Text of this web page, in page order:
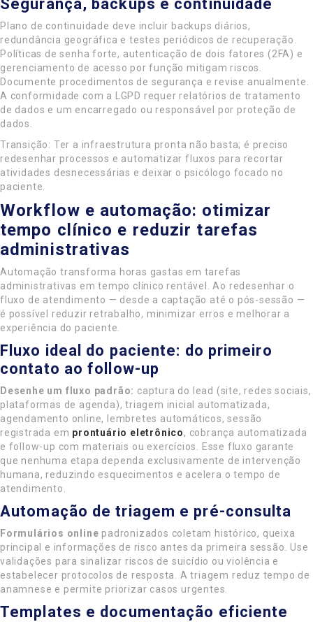
Segurança, backups e continuidade
Plano de continuidade deve incluir backups diários,
redundância geográfica e testes periódicos de recuperação.
Políticas de senha forte, autenticação de dois fatores (2FA) e
gerenciamento de acesso por função mitigam riscos.
Documente procedimentos de segurança e revise anualmente.
A conformidade com a LGPD requer relatórios de tratamento
de dados e um encarregado ou responsável por proteção de
dados.
Transição: Ter a infraestrutura pronta não basta; é preciso
redesenhar processos e automatizar fluxos para recortar
atividades desnecessárias e deixar o psicólogo focado no
paciente.
Workflow e automação: otimizar
tempo clínico e reduzir tarefas
administrativas
Automação transforma horas gastas em tarefas
administrativas em tempo clínico rentável. Ao redesenhar o
fluxo de atendimento — desde a captação até o pós-sessão —
é possível reduzir retrabalho, minimizar erros e melhorar a
experiência do paciente.
Fluxo ideal do paciente: do primeiro
contato ao follow-up
Desenhe um fluxo padrão: captura do lead (site, redes sociais,
plataformas de agenda), triagem inicial automatizada,
agendamento online, lembretes automáticos, sessão
registrada em prontuário eletrônico, cobrança automatizada
e follow-up com materiais ou exercícios. Esse fluxo garante
que nenhuma etapa dependa exclusivamente de intervenção
humana, reduzindo esquecimentos e acelera o tempo de
atendimento.
Automação de triagem e pré-consulta
Formulários online padronizados coletam histórico, queixa
principal e informações de risco antes da primeira sessão. Use
validações para sinalizar riscos de suicídio ou violência e
estabelecer protocolos de resposta. A triagem reduz tempo de
anamnese e permite priorizar casos urgentes.
Templates e documentação eficiente